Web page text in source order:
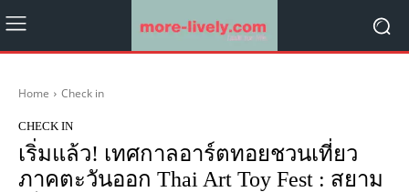
Home Check in
CHECK IN
เริ่มแล้ว! เทศกาลอาร์ตทอยชวนเที่ยว
ภาคตะวันออก Thai Art Toy Fest : สยาม